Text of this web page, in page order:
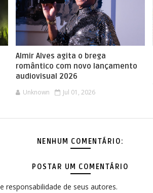
Almir Alves agita o brega
romântico com novo lançamento
audiovisual 2026
Unknown Jul 01, 2026
NENHUM COMENTÁRIO:
POSTAR UM COMENTÁRIO
de seus autores.